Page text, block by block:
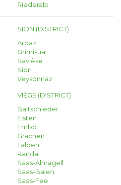
Riederalp
SION (DISTRICT)
Arbaz
Grimisuat
Savièse
Sion
Veysonnaz
VIÈGE (DISTRICT)
Baltschieder
Eisten
Embd
Grächen
Lalden
Randa
Saas-Almagell
Saas-Balen
Saas-Fee